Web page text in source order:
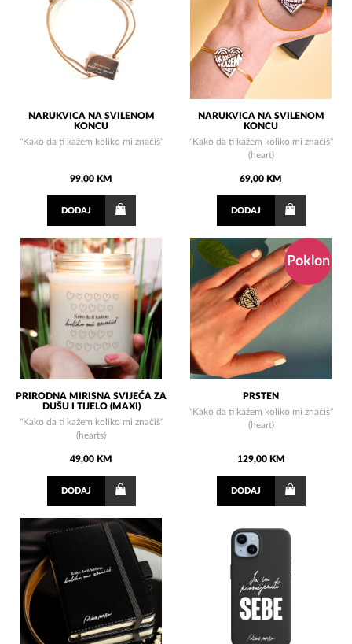
NARUKVICA NA SVILENOM
KONCU
"Kako da ti kažem koliko mi značiš"
99,00 KM
DODAJ
NARUKVICA NA SVILENOM
KONCU
"Kako da ti kažem koliko mi značiš"
(heart)
69,00 KM
DODAJ
PRIRODNA MIRISNA SVIJEĆA ZA
DUŠU I TIJELO (MAXI)
"Kako da ti kažem koliko mi značiš"
(hearts)
49,00 KM
DODAJ
Poklon
PRSTEN
"Kako da ti kažem koliko mi značiš"
(heart)
129,00 KM
DODAJ